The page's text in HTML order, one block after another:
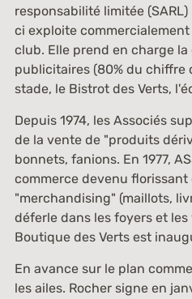
responsabilité limitée
ci exploite
club. Elle prend en charge
publicitaires (80% du chiffre
stade, le Bistrot des Verts,
Depuis 1974, les Associés
de la vente de "produits
bonnets, fanions. En 1977,
commerce devenu florissant
"merchandising" (maillots,
déferle dans les foyers et
Boutique des Verts est
En avance sur le plan
les ailes. Rocher signe en